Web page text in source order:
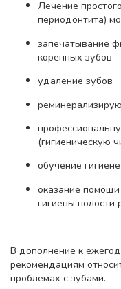
Лечение
периодонтита)
запечатывание
коренных зубов
удаление зубов
(гигиеническую
обучение
оказание
гигиены
В дополнение к
рекомендациям
проблемах с зубами.